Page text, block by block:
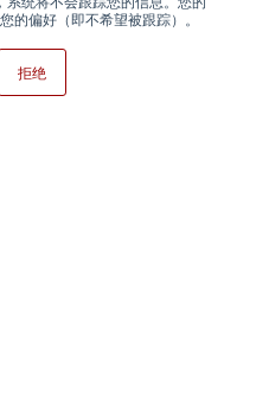
的偏好（即不希望被跟踪）。
拒绝Inc. All Rights Reserved.